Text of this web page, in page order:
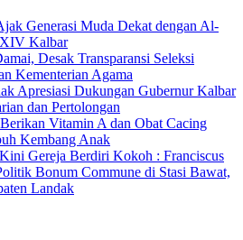
Generasi Muda Dekat dengan Al-
Kalbar
Desak Transparansi Seleksi
Kementerian Agama
Apresiasi Dukungan Gubernur Kalbar
dan Pertolongan
Vitamin A dan Obat Cacing
Kembang Anak
Gereja Berdiri Kokoh : Franciscus
Bonum Commune di Stasi Bawat,
Landak